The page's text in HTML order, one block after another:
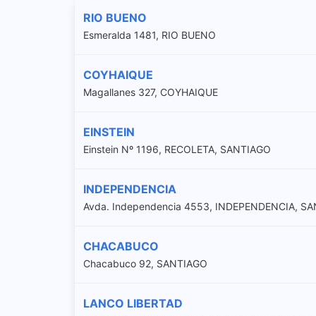
RIO BUENO
Esmeralda 1481, RIO BUENO
COYHAIQUE
Magallanes 327, COYHAIQUE
EINSTEIN
Einstein Nº 1196, RECOLETA, SANTIAGO
INDEPENDENCIA
Avda. Independencia 4553, INDEPENDENCIA,
CHACABUCO
Chacabuco 92, SANTIAGO
LANCO LIBERTAD